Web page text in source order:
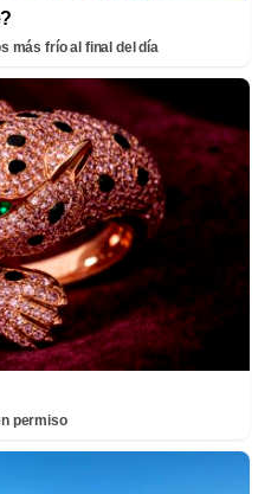
más frío al final del día
permiso